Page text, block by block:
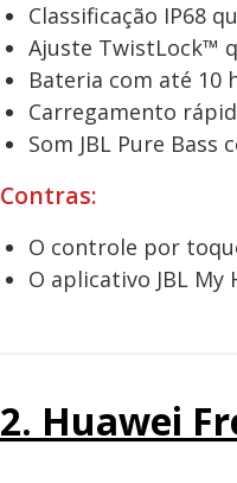
Classificação IP68
Ajuste TwistLock™
Bateria com até 10
Carregamento
Som JBL Pure
Contras:
O controle por
O aplicativo JBL My
2. Huawei